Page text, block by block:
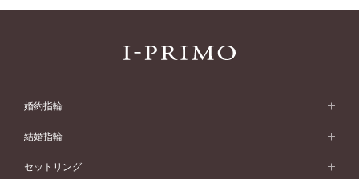
婚約指輪
婚約指輪 (エンゲージリング)
婚約指輪一覧
結婚指輪
結婚指輪 (マリッジリング)
セットリング